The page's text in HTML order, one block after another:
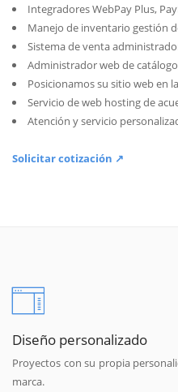
Integradores WebPay Plus,
Manejo de inventario gestión
Sistema de venta
Administrador web de
Posicionamos su sitio web en
Servicio de web hosting de
Atención y servicio
Solicitar cotización ↗
Diseño personalizado
Proyectos con su propia
marca.